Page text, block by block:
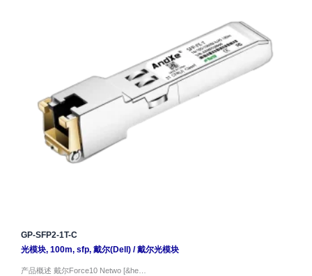
GP-SFP2-1T-C
光模块, 100m, sfp, 戴尔(Dell)/戴尔光模块
产品概述 戴尔Force10 Netwo [&he…